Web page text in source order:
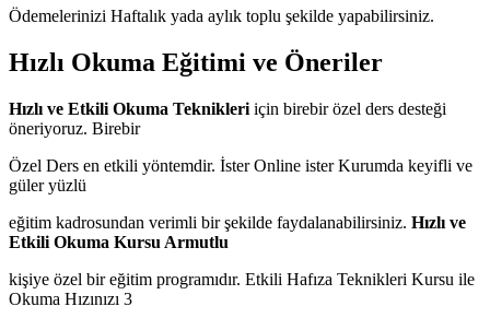
Ödemelerinizi Haftalık yada aylık toplu şekilde yapabilirsiniz.
Hızlı Okuma Eğitimi ve Öneriler
Hızlı ve Etkili Okuma Teknikleri için birebir özel ders desteği
öneriyoruz. Birebir
Özel Ders en etkili yöntemdir. İster Online ister Kurumda keyifli ve
güler yüzlü
eğitim kadrosundan verimli bir şekilde faydalanabilirsiniz. Hızlı ve
Etkili Okuma Kursu Armutlu
kişiye özel bir eğitim programıdır. Etkili Hafıza Teknikleri Kursu ile
Okuma Hızınızı 3